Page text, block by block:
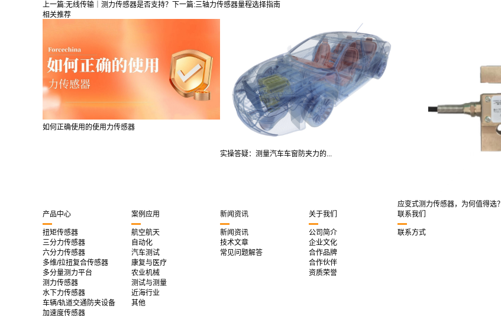
上一篇:无线传输｜测力传感器是否支持？ 下一篇:三轴力传感器量程选择指南
相关推荐
如何正确使用的使用力传感器
实操答疑：测量汽车车窗防夹力的...
应变式测力传感器，为何值得选？
产品中心
扭矩传感器
三分力传感器
六分力传感器
多维/拉扭复合传感器
多分量测力平台
测力传感器
水下力传感器
车辆/轨道交通防夹设备
加速度传感器
案例应用
航空航天
自动化
汽车测试
康复与医疗
农业机械
测试与测量
近海行业
其他
新闻资讯
新闻资讯
技术文章
常见问题解答
关于我们
公司简介
企业文化
合作品牌
合作伙伴
资质荣誉
联系我们
联系方式